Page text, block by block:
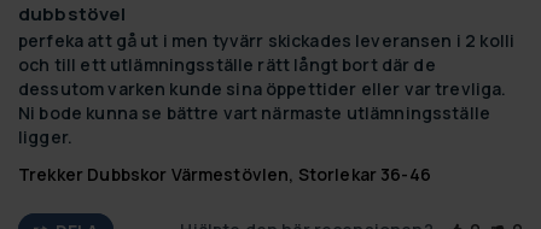
dubbstövel
perfeka att gå ut i men tyvärr skickades leveransen i 2 kolli
och till ett utlämningsställe rätt långt bort där de
dessutom varken kunde sina öppettider eller var trevliga.
Ni bode kunna se bättre vart närmaste utlämningsställe
ligger.
Trekker Dubbskor Värmestövlen, Storlekar 36-46